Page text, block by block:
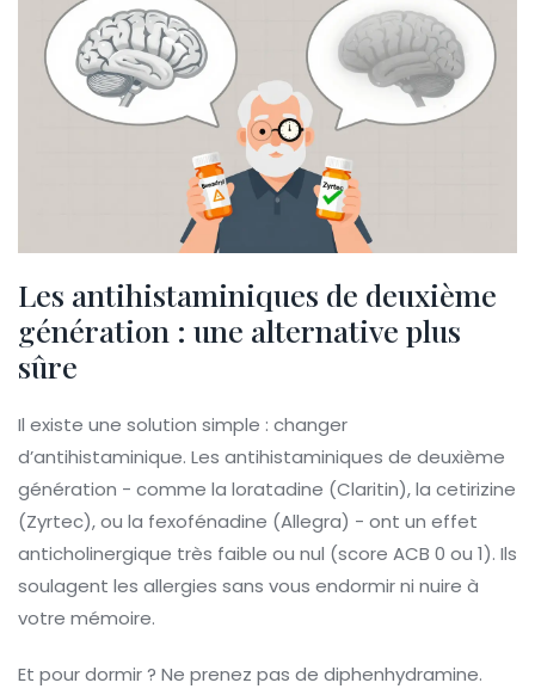
Les antihistaminiques de deuxième
génération : une alternative plus
sûre
Il existe une solution simple : changer
d’antihistaminique. Les antihistaminiques de deuxième
génération - comme la loratadine (Claritin), la cetirizine
(Zyrtec), ou la fexofénadine (Allegra) - ont un effet
anticholinergique très faible ou nul (score ACB 0 ou 1). Ils
soulagent les allergies sans vous endormir ni nuire à
votre mémoire.
Et pour dormir ? Ne prenez pas de diphenhydramine.